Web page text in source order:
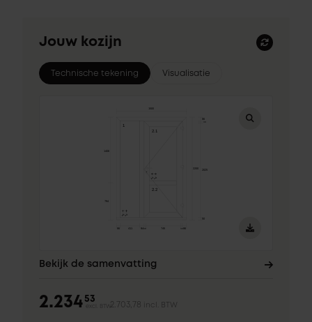
Jouw kozijn
Technische tekening Visualisatie
Bekijk de samenvatting
2.234 53
excl. BTW2.703,78 incl. BTW